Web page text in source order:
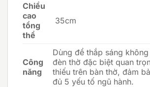
Chiều
cao
tổng
thể
35cm
Công
năng
Dùng để thắp sáng
đèn thờ đặc biệt quan
thiếu trên bàn thờ, đảm
đủ 5 yếu tố ngũ hành.